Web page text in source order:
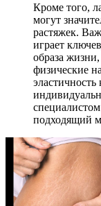
Кроме того,
могут
растяжек.
играет
образа
физические
подходящий